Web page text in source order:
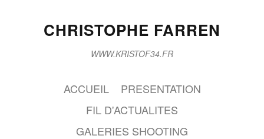
CHRISTOPHE FARREN
WWW.KRISTOF34.FR
ACCUEIL
PRESENTATION
FIL D'ACTUALITES
GALERIES SHOOTING